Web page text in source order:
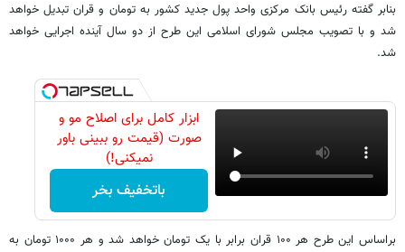
بنابر گفته رئیس بانک مرکزی واحد پول جدید کشور به تومان و قران تبدیل خواهد
شد و با تصویب مجلس شورای اسلامی این طرح از دو سال آینده اجرایی خواهد
شد.
ابزار کامل برای اصلاح مو و
صورت (قیمت رو ببینی باور
نمیکنی!)
باتخفیف بخر
براساس این طرح هر ۱۰۰ قران برابر با یک تومان خواهد شد و هر ۱۰۰۰ تومان به